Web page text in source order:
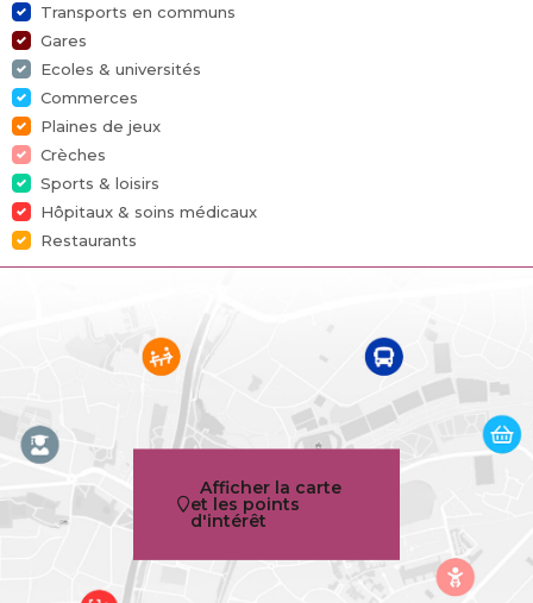
Caractéristiques
Général
Référence
Catégorie Immeuble à appartements
Nombre de chambres
Nombre de salles de bain 4
Oui
Terrasse
Non
Transports en communs
Gares
Ecoles & universités
Commerces
Plaines de jeux
Crèches
Sports & loisirs
Hôpitaux & soins médicaux
Restaurants
Afficher la carte
et les points
d'intérêt